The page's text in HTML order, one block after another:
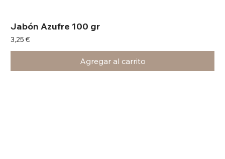
Jabón Azufre 100 gr
Precio
3,25 €
Agregar al carrito